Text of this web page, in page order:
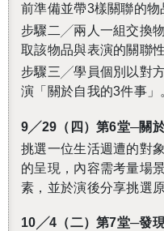
前準備並帶3樣關聯的物
步驟二╱兩人一組交換
取該物品與表演的關聯性
步驟三╱學員個別以對
演「關於自我的3件事」
9╱29（四）第6堂─關於
挑選一位生活週遭的對
的呈現，內容需考量場
素，並於演後分享挑選
10 ╱4（二）第7堂─發